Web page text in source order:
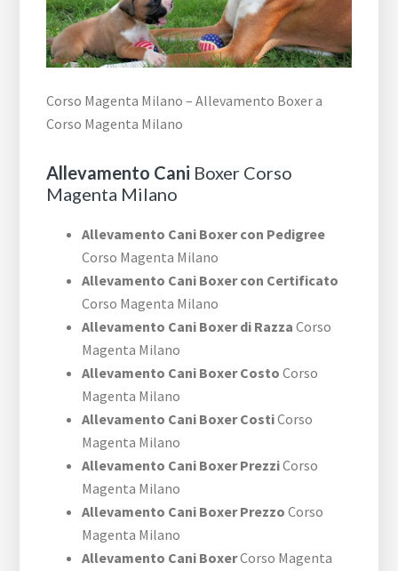
Corso Magenta Milano – Allevamento Boxer a
Corso Magenta Milano
Allevamento Cani Boxer Corso
Magenta Milano
Allevamento Cani Boxer con Pedigree
Corso Magenta Milano
Allevamento Cani Boxer con Certificato
Corso Magenta Milano
Allevamento Cani Boxer di Razza Corso
Magenta Milano
Allevamento Cani Boxer Costo Corso
Magenta Milano
Allevamento Cani Boxer CostiCorso
Magenta Milano
Allevamento Cani Boxer PrezziCorso
Magenta Milano
Allevamento Cani Boxer Prezzo Corso
Magenta Milano
Allevamento Cani BoxerCorso Magenta